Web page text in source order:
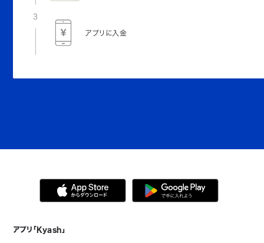
3
アプリに入金
アプリ「Kyash」